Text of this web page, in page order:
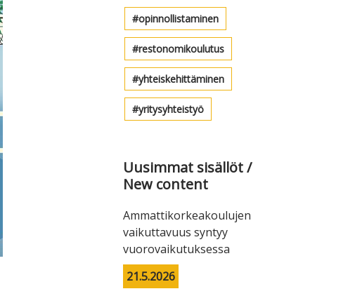
opinnollistaminen
restonomikoulutus
yhteiskehittäminen
yritysyhteistyö
Uusimmat sisällöt /
New content
Ammattikorkeakoulujen
vaikuttavuus syntyy
vuorovaikutuksessa
21.5.2026